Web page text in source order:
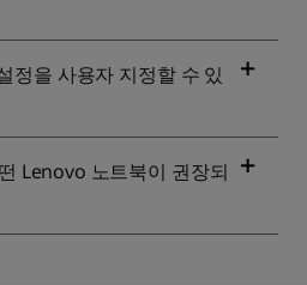
정을 사용자 지정할 수 있
Lenovo 노트북이 권장되